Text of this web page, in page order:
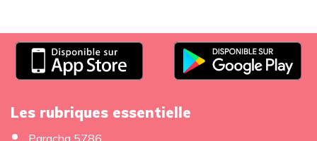
Les rubriques essentielle
Paracha 5786